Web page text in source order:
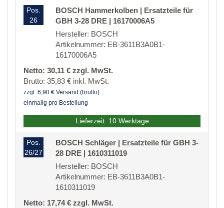
Pos.
26
BOSCH Hammerkolben | Ersatzteile für
GBH 3-28 DRE | 16170006A5
Hersteller: BOSCH
Artikelnummer: EB-3611B3A0B1-
16170006A5
Netto: 30,11 € zzgl. MwSt.
Brutto: 35,83 € inkl. MwSt.
zzgl. 6,90 € Versand (brutto)
einmalig pro Bestellung
Lieferzeit: 10 Werktage
Pos.
26/27
BOSCH Schläger | Ersatzteile für GBH 3-
28 DRE | 1610311019
Hersteller: BOSCH
Artikelnummer: EB-3611B3A0B1-
1610311019
Netto: 17,74 € zzgl. MwSt.